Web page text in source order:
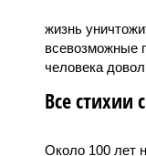
жизнь
всевозможные
человека
Все стихии
Около 100 лет